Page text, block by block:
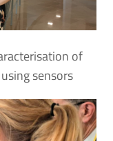
of
sensors